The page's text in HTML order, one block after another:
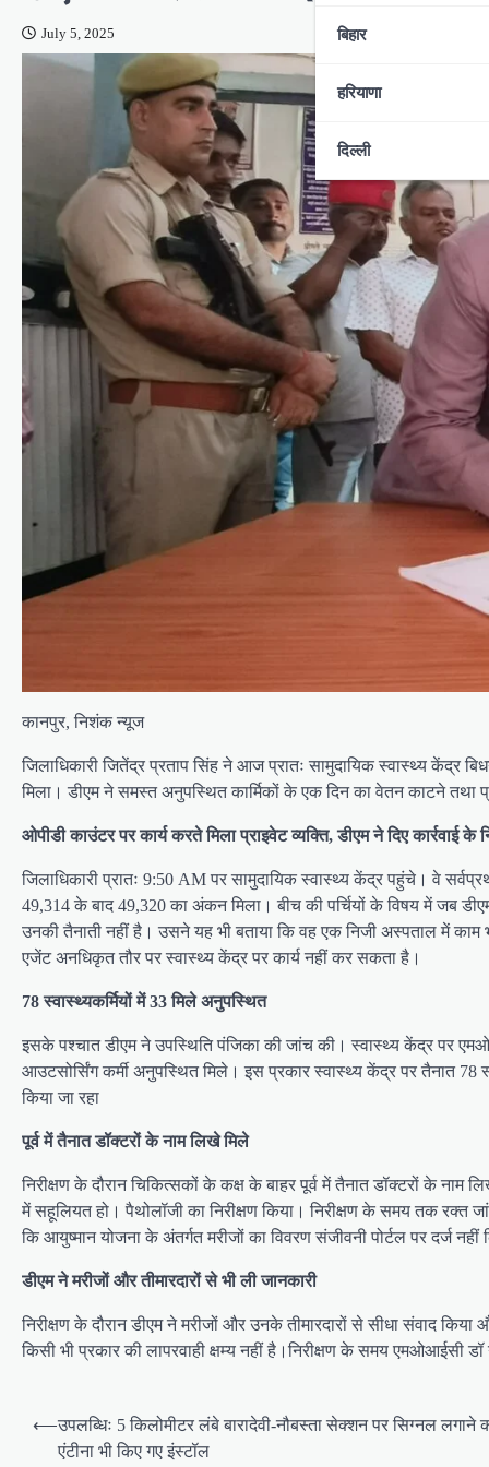
बिहार
हरियाणा
दिल्ली
July 5, 2025
कानपुर, निशंक न्यूज
जिलाधिकारी जितेंद्र प्रताप सिंह ने आज प्रातः सामुदायिक स्वास्थ्य केंद्र
मिला। डीएम ने समस्त अनुपस्थित कार्मिकों के एक दिन का वेतन काटने तथा
ओपीडी काउंटर पर कार्य करते मिला प्राइवेट व्यक्ति, डीएम ने दिए कार्रवाई के
जिलाधिकारी प्रातः 9:50 AM पर सामुदायिक स्वास्थ्य केंद्र पहुंचे। वे
49,314 के बाद 49,320 का अंकन मिला। बीच की पर्चियों के विषय में जब
उनकी तैनाती नहीं है। उसने यह भी बताया कि वह एक निजी अस्पताल में काम
एजेंट अनधिकृत तौर पर स्वास्थ्य केंद्र पर कार्य नहीं कर सकता है।
78 स्वास्थ्यकर्मियों में 33 मिले अनुपस्थित
इसके पश्चात डीएम ने उपस्थिति पंजिका की जांच की। स्वास्थ्य केंद्र पर
आउटसोर्सिंग कर्मी अनुपस्थित मिले। इस प्रकार स्वास्थ्य केंद्र पर तैनात 78
किया जा रहा
पूर्व में तैनात डॉक्टरों के नाम लिखे मिले
निरीक्षण के दौरान चिकित्सकों के कक्ष के बाहर पूर्व में तैनात डॉक्टरों के
में सहूलियत हो। पैथोलॉजी का निरीक्षण किया। निरीक्षण के समय तक रक्त
कि आयुष्मान योजना के अंतर्गत मरीजों का विवरण संजीवनी पोर्टल पर दर्ज
डीएम ने मरीजों और तीमारदारों से भी ली जानकारी
निरीक्षण के दौरान डीएम ने मरीजों और उनके तीमारदारों से सीधा संवाद
किसी भी प्रकार की लापरवाही क्षम्य नहीं है।निरीक्षण के समय एमओआईसी
⟵उपलब्धिः 5 किलोमीटर लंबे बारादेवी-नौबस्ता सेक्शन पर सिग्नल
एंटीना भी किए गए इंस्टॉल